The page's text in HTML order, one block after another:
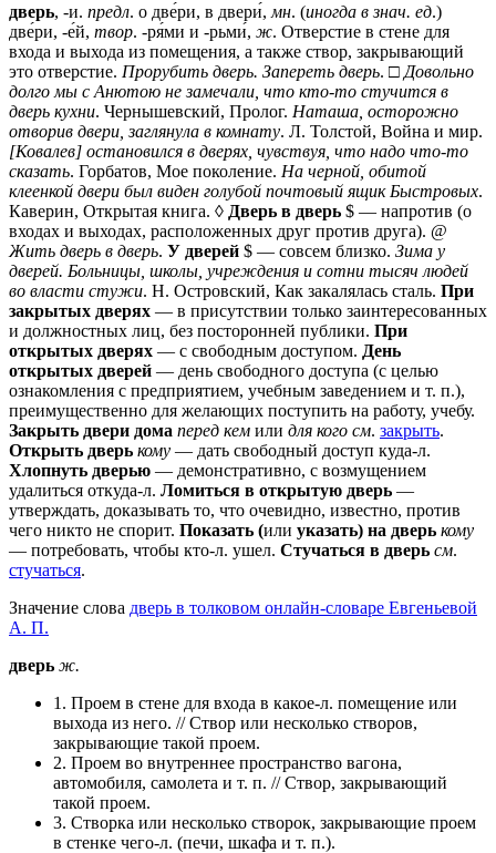
дверь, -и. предл. о две́ри, в двери́, мн. (иногда в знач. ед.)
две́ри, -е́й, твор. -ря́ми и -рьми́, ж. Отверстие в стене для
входа и выхода из помещения, а также створ, закрывающий
это отверстие. Прорубить дверь. Запереть дверь. □ Довольно
долго мы с Анютою не замечали, что кто-то стучится в
дверь кухни. Чернышевский, Пролог. Наташа, осторожно
отворив двери, заглянула в комнату. Л. Толстой, Война и мир.
[Ковалев] остановился в дверях, чувствуя, что надо что-то
сказать. Горбатов, Мое поколение. На черной, обитой
клеенкой двери был виден голубой почтовый ящик Быстровых.
Каверин, Открытая книга. ◊ Дверь в дверь $ — напротив (о
входах и выходах, расположенных друг против друга). @
Жить дверь в дверь. У дверей $ — совсем близко. Зима у
дверей. Больницы, школы, учреждения и сотни тысяч людей
во власти стужи. Н. Островский, Как закалялась сталь. При
закрытых дверях — в присутствии только заинтересованных
и должностных лиц, без посторонней публики. При
открытых дверях — с свободным доступом. День
открытых дверей — день свободного доступа (с целью
ознакомления с предприятием, учебным заведением и т. п.),
преимущественно для желающих поступить на работу, учебу.
Закрыть двери дома перед кем или для кого см. закрыть.
Открыть дверь кому — дать свободный доступ куда-л.
Хлопнуть дверью — демонстративно, с возмущением
удалиться откуда-л. Ломиться в открытую дверь —
утверждать, доказывать то, что очевидно, известно, против
чего никто не спорит. Показать (или указать) на дверь кому
— потребовать, чтобы кто-л. ушел. Стучаться в дверь см.
стучаться.
Значение слова дверь в толковом онлайн-словаре Евгеньевой
А. П.
дверь ж.
1. Проем в стене для входа в какое-л. помещение или
выхода из него. // Створ или несколько створов,
закрывающие такой проем.
2. Проем во внутреннее пространство вагона,
автомобиля, самолета и т. п. // Створ, закрывающий
такой проем.
3. Створка или несколько створок, закрывающие проем
в стенке чего-л. (печи, шкафа и т. п.).